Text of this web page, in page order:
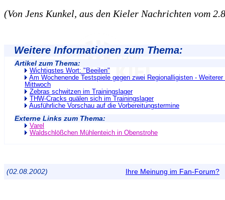
(Von Jens Kunkel, aus den Kieler Nachrichten vom
Weitere Informationen zum Thema:
Artikel zum Thema:
Wichtigstes Wort: "Beeilen"
Am Wochenende Testspiele gegen zwei Regionalligisten - Weiterer
Mittwoch
Zebras schwitzen im Trainingslager
THW-Cracks quälen sich im Trainingslager
Ausführliche Vorschau auf die Vorbereitungstermine
Externe Links zum Thema:
Varel
Waldschlößchen Mühlenteich in Obenstrohe
(02.08.2002) Ihre Meinung im Fan-Forum?